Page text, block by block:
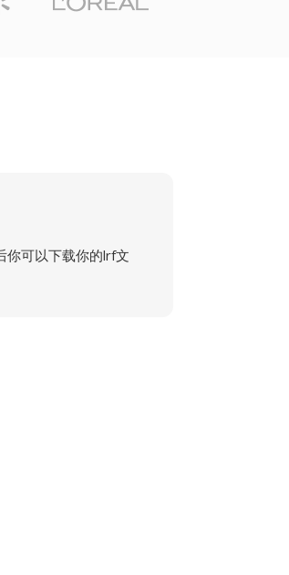
你可以下载你的lrf文